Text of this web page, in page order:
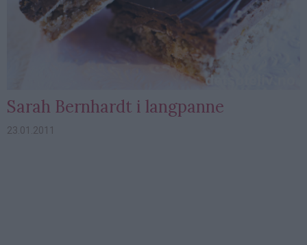
Sarah Bernhardt i langpanne
23.01.2011